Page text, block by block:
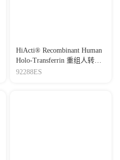
HiActi® Recombinant Human
Holo-Transferrin 重组人转铁
蛋白（饱和铁）
92288ES